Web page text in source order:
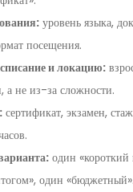
уровень языка,
посещения.
и локацию:
а не из-за сложности.
сертификат, экзамен,
один
один «бюджетный».